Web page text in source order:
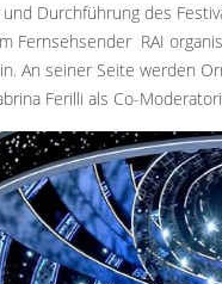
Durchführung des
Fernsehsender RAI
An seiner Seite werden
Ferilli als Co-